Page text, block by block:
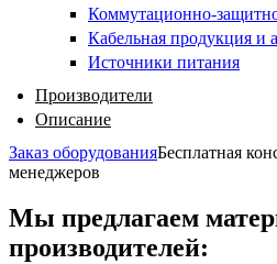
Коммутационно-
Кабельная продукция и
Источники питания
Производители
Описание
Заказ оборудованияБесплатная
менеджеров
Мы предлагаем
производителей: